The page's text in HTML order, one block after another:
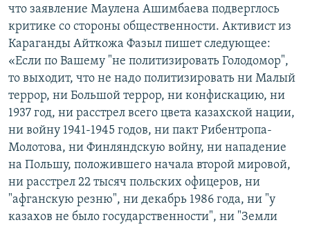
что заявление Маулена Ашимбаева подверглось
критике со стороны общественности. Активист из
Караганды Айткожа Фазыл пишет следующее:
«Если по Вашему "не политизировать Голодомор",
то выходит, что не надо политизировать ни Малый
террор, ни Большой террор, ни конфискацию, ни
1937 год, ни расстрел всего цвета казахской нации,
ни войну 1941-1945 годов, ни пакт Рибентропа-
Молотова, ни Финляндскую войну, ни нападение
на Польшу, положившего начала второй мировой,
ни расстрел 22 тысяч польских офицеров, ни
"афганскую резню", ни декабрь 1986 года, ни "у
казахов не было государственности", ни "Земли